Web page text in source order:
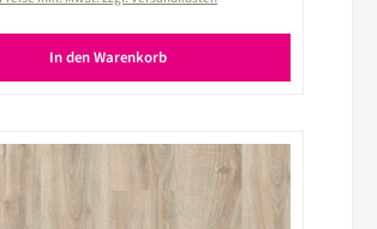
In den Warenkorb